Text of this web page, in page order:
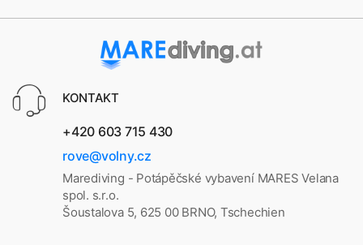
KONTAKT
+420 603 715 430
rove@volny.cz
Marediving - Potápěčské vybavení MARES Velana
spol. s.r.o.
Šoustalova 5, 625 00 BRNO, Tschechien